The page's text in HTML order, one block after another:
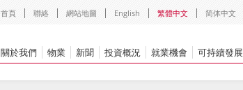
首頁 聯絡 網站地圖 English 繁體中文 简体中文
關於我們 物業 新聞 投資概況 就業機會 可持續發展